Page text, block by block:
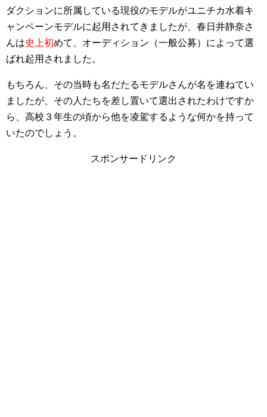
ダクションに所属している現役のモデルがユニチカ水着キ
ャンペーンモデルに起用されてきましたが、春日井静奈さ
んは史上初めて、オーディション（一般公募）によって選
ばれ起用されました。
もちろん、その当時も名だたるモデルさんが名を連ねてい
ましたが、その人たちを差し置いて選出されたわけですか
ら、高校３年生の頃から他を凌駕するような何かを持って
いたのでしょう。
スポンサードリンク